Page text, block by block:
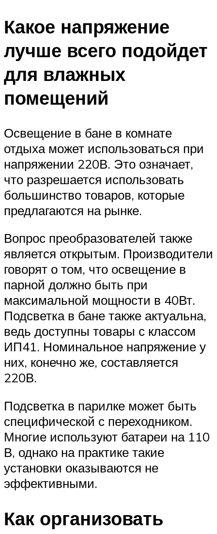
Какое напряжение
лучше всего подойдет
для влажных
помещений
Освещение в бане в комнате
отдыха может использоваться при
напряжении 220В. Это означает,
что разрешается использовать
большинство товаров, которые
предлагаются на рынке.
Вопрос преобразователей также
является открытым. Производители
говорят о том, что освещение в
парной должно быть при
максимальной мощности в 40Вт.
Подсветка в бане также актуальна,
ведь доступны товары с классом
ИП41. Номинальное напряжение у
них, конечно же, составляется
220В.
Подсветка в парилке может быть
специфической с переходником.
Многие используют батареи на 110
В, однако на практике такие
установки оказываются не
эффективными.
Как организовать